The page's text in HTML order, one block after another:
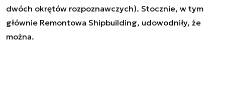
dwóch okrętów rozpoznawczych). Stocznie, w tym
głównie Remontowa Shipbuilding, udowodniły, że
można.